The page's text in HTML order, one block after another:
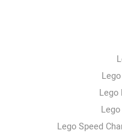
Lego
Lego Speed